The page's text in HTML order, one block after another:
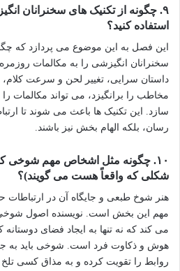
۹. چگونه از تکنیک های سخنرانان
استفاده کنید؟
این فصل به این موضوع می پردازد که
سخنرانان انگیزشی را به مکالمات روزمره
داستان سرایی، تغییر لحن و سرعت
مخاطب را برانگیزد، می تواند مکالمات
سازد. این تکنیک ها باعث می شوند تا
رسان، بلکه الهام بخش نیز باشند.
۱۰. چگونه مثل اشخاص مهم شوخی
شکلی که واقعاً هست می گویند)؟
هنر شوخ طبعی و جایگاه آن در
مهم این بخش است. نویسنده اصول شوخی
می کند که نه تنها به ایجاد فضای
هوش و ذکاوت فرد است. شوخی باید به جا،
روابط را تقویت کرده و به مذاق کسی تلخ